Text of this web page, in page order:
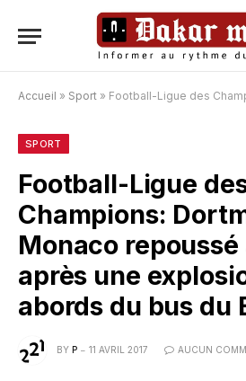
Accueil » Sport » Football-Ligue des Champions: Dortmund-Monaco repoussé
SPORT
Football-Ligue
Champions:
Monaco
après une
abords du bus du
BY P 11 AVRIL 2017 AUCUN